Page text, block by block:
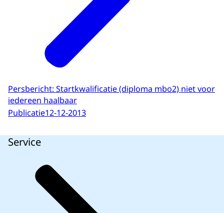
Persbericht: Startkwalificatie (diploma mbo2) niet voor
iedereen haalbaar
Publicatie12-12-2013
Service